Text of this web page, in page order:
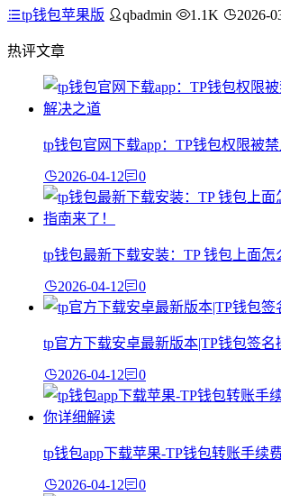
tp钱包苹果版 qbadmin 1.1K 2026-
热评文章
tp钱包官网下载app：TP钱包权限被
2026-04-12 0
tp钱包最新下载安装：TP 钱包上面怎
2026-04-12 0
tp官方下载安卓最新版本|TP钱包签名
2026-04-12 0
tp钱包app下载苹果-TP钱包转账手续
2026-04-12 0